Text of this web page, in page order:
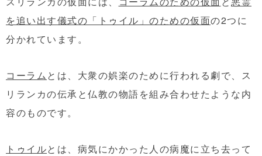
を追い出す儀式の「トゥイル」のための仮面の2つに
分かれています。
コーラムとは、大衆の娯楽のために行われる劇で、 ス
リランカの伝承と仏教の物語を組み合わせたような内
容のものです。
トゥイルとは、病気にかかった人の病魔に立ち去って